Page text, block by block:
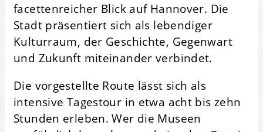
facettenreicher Blick auf Hannover. Die
Stadt präsentiert sich als lebendiger
Kulturraum, der Geschichte, Gegenwart
und Zukunft miteinander verbindet.
Die vorgestellte Route lässt sich als
intensive Tagestour in etwa acht bis zehn
Stunden erleben. Wer die Museen